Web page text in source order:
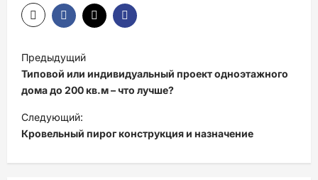
а
в
и
г
а
Предыдущий
Типовой или индивидуальный проект одноэтажного
дома до 200 кв.м – что лучше?
Следующий:
Кровельный пирог конструкция и назначение